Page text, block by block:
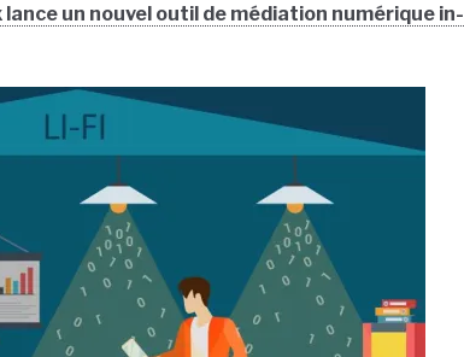
lance un nouvel outil de médiation numérique in-